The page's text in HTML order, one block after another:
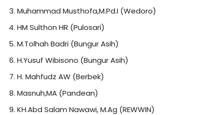
Muhammad Musthofa,M.Pd.I (Wedoro)
HM Sulthon HR (Pulosari)
M.Tolhah Badri (Bungur Asih)
H.Yusuf Wibisono (Bungur Asih)
H. Mahfudz AW (Berbek)
Masnuh,MA (Pandean)
KH.Abd Salam Nawawi, M.Ag (REWWIN)